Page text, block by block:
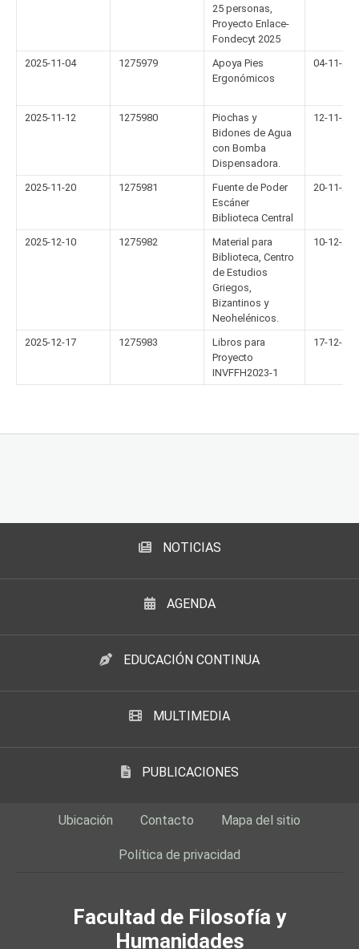
25 personas,
Proyecto Enlace-
Fondecyt 2025
2025-11-04 1275979
Apoya Pies
Ergonómicos
04-11-
2025-11-12 1275980
Piochas y
Bidones de Agua
con Bomba
Dispensadora.
12-11-
2025-11-20 1275981
Fuente de Poder
Escáner
Biblioteca Central
20-11-
2025-12-10 1275982
Material para
Biblioteca, Centro
de Estudios
Griegos,
Bizantinos y
Neohelénicos.
10-12-
2025-12-17 1275983
Libros para
Proyecto
INVFFH2023-1
17-12-
NOTICIAS
AGENDA
EDUCACIÓN CONTINUA
MULTIMEDIA
PUBLICACIONES
Ubicación Contacto Mapa del sitio
Política de privacidad
Facultad de Filosofía y
Humanidades